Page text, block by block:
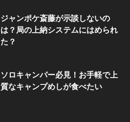
ジャンポケ斎藤が示談しないの
は？局の上納システムにはめられ
た？
ソロキャンパー必見！お手軽で上
質なキャンプめしが食べたい